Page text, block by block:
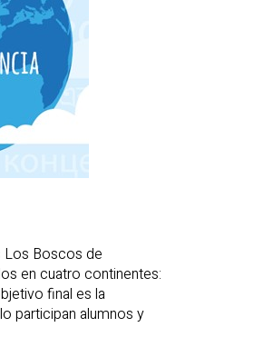
Los Boscos de
en cuatro continentes:
final es la
participan alumnos y